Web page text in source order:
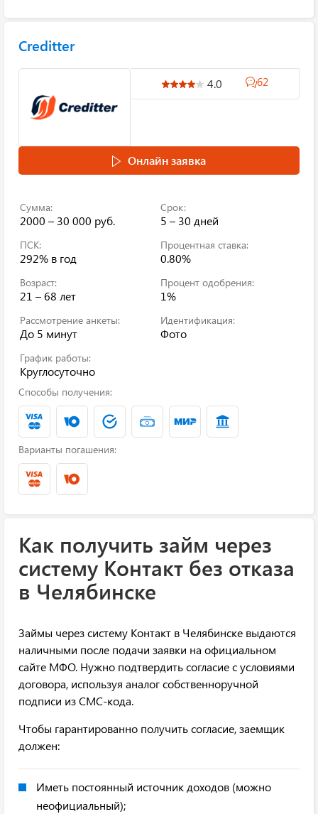
Creditter
4.0 62
Онлайн заявка
Сумма:
2000 – 30 000 руб.
Срок:
5 – 30 дней
ПСК:
292% в год
Процентная ставка:
0.80%
Возраст:
21 – 68 лет
Процент одобрения:
1%
Рассмотрение анкеты:
До 5 минут
Идентификация:
Фото
График работы:
Круглосуточно
Способы получения:
Варианты погашения:
Как получить займ через
систему Контакт без отказа
в Челябинске
Займы через систему Контакт в Челябинске выдаются
наличными после подачи заявки на официальном
сайте МФО. Нужно подтвердить согласие с условиями
договора, используя аналог собственноручной
подписи из СМС-кода.
Чтобы гарантированно получить согласие, заемщик
должен:
Иметь постоянный источник доходов (можно
неофициальный);